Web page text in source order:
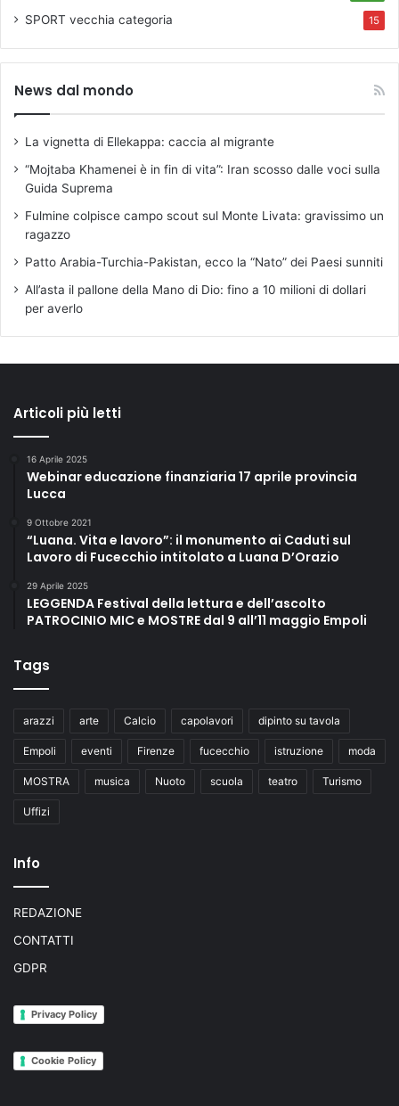
SPORT vecchia categoria 15
News dal mondo
La vignetta di Ellekappa: caccia al migrante
“Mojtaba Khamenei è in fin di vita”: Iran scosso dalle voci sulla
Guida Suprema
Fulmine colpisce campo scout sul Monte Livata: gravissimo un
ragazzo
Patto Arabia-Turchia-Pakistan, ecco la “Nato” dei Paesi sunniti
All’asta il pallone della Mano di Dio: fino a 10 milioni di dollari
per averlo
Articoli più letti
16 Aprile 2025
Webinar educazione finanziaria 17 aprile provincia
Lucca
9 Ottobre 2021
“Luana. Vita e lavoro”: il monumento ai Caduti sul
Lavoro di Fucecchio intitolato a Luana D’Orazio
29 Aprile 2025
LEGGENDA Festival della lettura e dell’ascolto
PATROCINIO MIC e MOSTRE dal 9 all’11 maggio Empoli
Tags
arazzi arte Calcio capolavori dipinto su tavola
Empoli eventi Firenze fucecchio istruzione moda
MOSTRA musica Nuoto scuola teatro Turismo
Uffizi
Info
REDAZIONE
CONTATTI
GDPR
Privacy Policy
Cookie Policy